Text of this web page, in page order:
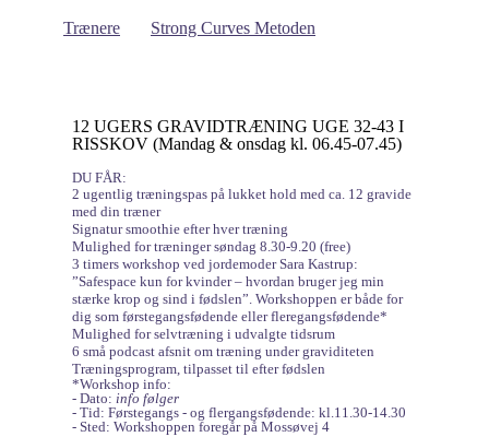
Trænere Strong Curves Metoden
12 UGERS GRAVIDTRÆNING UGE 32-43 I
RISSKOV (Mandag & onsdag kl. 06.45-07.45)
DU FÅR:
2 ugentlig træningspas på lukket hold med ca. 12 gravide
med din træner
Signatur smoothie efter hver træning
Mulighed for træninger søndag 8.30-9.20 (free)
3 timers workshop ved jordemoder Sara Kastrup:
”Safespace kun for kvinder – hvordan bruger jeg min
stærke krop og sind i fødslen”. Workshoppen er både for
dig som førstegangsfødende eller fleregangsfødende*
Mulighed for selvtræning i udvalgte tidsrum
6 små podcast afsnit om træning under graviditeten
Træningsprogram, tilpasset til efter fødslen
*Workshop info:
- Dato: info følger
- Tid: Førstegangs - og flergangsfødende: kl.11.30-14.30
- Sted: Workshoppen foregår på Mossøvej 4